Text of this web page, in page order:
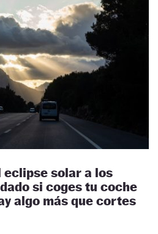
eclipse solar a los
si coges tu coche
algo más que cortes